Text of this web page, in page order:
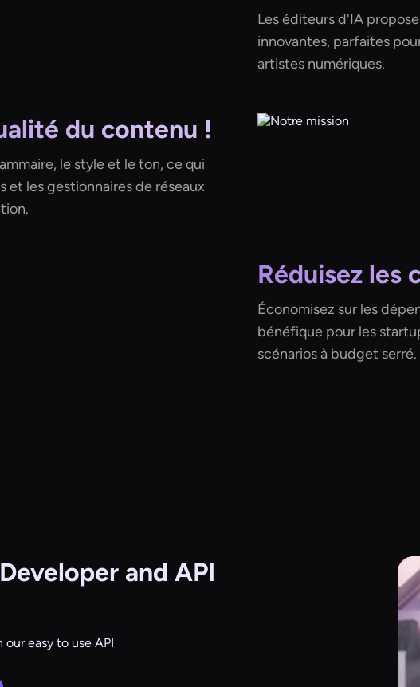
Les éditeurs d'IA
innovantes, parfaites
artistes numériques.
du contenu !
le style et le ton, ce qui
et les gestionnaires de réseaux
Réduisez les
Économisez sur les
bénéfique pour les
scénarios à budget serré.
Developer and API
easy to use API